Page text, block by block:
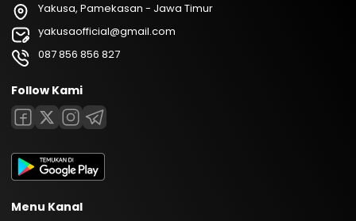
Yakusa, Pamekasan - Jawa Timur
yakusaofficial@gmail.com
087 856 856 827
Follow Kami
Menu Kanal